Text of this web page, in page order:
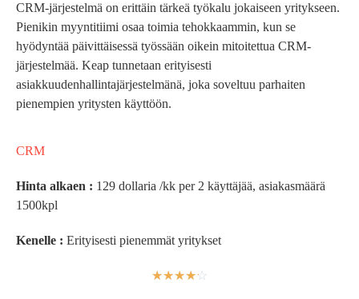
CRM-järjestelmä on erittäin tärkeä työkalu jokaiseen yritykseen.
Pienikin myyntitiimi osaa toimia tehokkaammin, kun se
hyödyntää päivittäisessä työssään oikein mitoitettua CRM-
järjestelmää. Keap tunnetaan erityisesti
asiakkuudenhallintajärjestelmänä, joka soveltuu parhaiten
pienempien yritysten käyttöön.
CRM
Hinta alkaen : 129 dollaria /kk per 2 käyttäjää, asiakasmäärä
1500kpl
Kenelle : Erityisesti pienemmät yritykset
☆☆☆☆☆